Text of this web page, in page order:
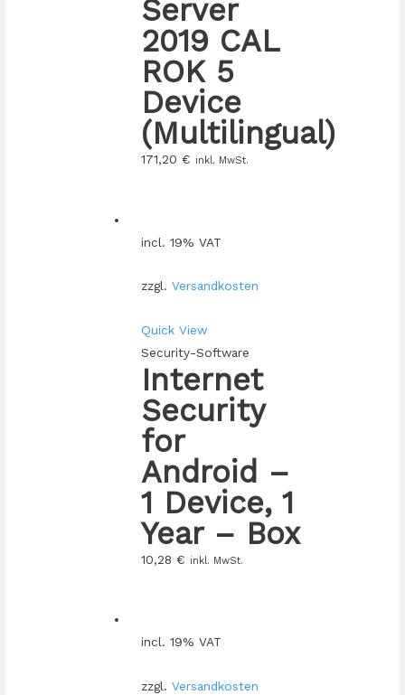
Server
2019 CAL
ROK 5
Device
(Multilingual)
171,20 € inkl. MwSt.
incl. 19% VAT
zzgl. Versandkosten
Quick View
Security-Software
Internet
Security
for
Android –
1 Device, 1
Year – Box
10,28 € inkl. MwSt.
incl. 19% VAT
zzgl. Versandkosten